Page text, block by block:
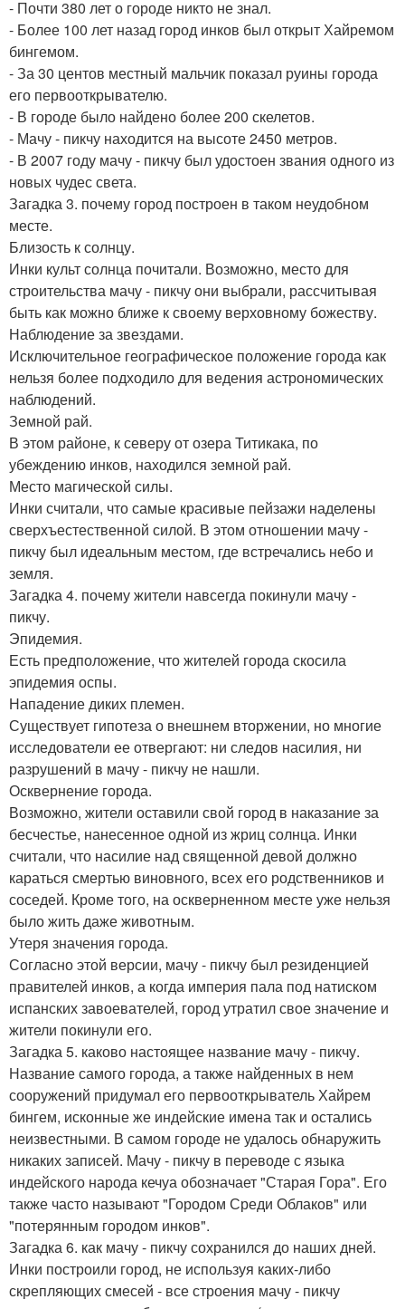
- Почти 380 лет о городе никто не знал.
- Более 100 лет назад город инков был открыт Хайремом
бингемом.
- За 30 центов местный мальчик показал руины города
его первооткрывателю.
- В городе было найдено более 200 скелетов.
- Мачу - пикчу находится на высоте 2450 метров.
- В 2007 году мачу - пикчу был удостоен звания одного из
новых чудес света.
Загадка 3. почему город построен в таком неудобном
месте.
Близость к солнцу.
Инки культ солнца почитали. Возможно, место для
строительства мачу - пикчу они выбрали, рассчитывая
быть как можно ближе к своему верховному божеству.
Наблюдение за звездами.
Исключительное географическое положение города как
нельзя более подходило для ведения астрономических
наблюдений.
Земной рай.
В этом районе, к северу от озера Титикака, по
убеждению инков, находился земной рай.
Место магической силы.
Инки считали, что самые красивые пейзажи наделены
сверхъестественной силой. В этом отношении мачу -
пикчу был идеальным местом, где встречались небо и
земля.
Загадка 4. почему жители навсегда покинули мачу -
пикчу.
Эпидемия.
Есть предположение, что жителей города скосила
эпидемия оспы.
Нападение диких племен.
Существует гипотеза о внешнем вторжении, но многие
исследователи ее отвергают: ни следов насилия, ни
разрушений в мачу - пикчу не нашли.
Осквернение города.
Возможно, жители оставили свой город в наказание за
бесчестье, нанесенное одной из жриц солнца. Инки
считали, что насилие над священной девой должно
караться смертью виновного, всех его родственников и
соседей. Кроме того, на оскверненном месте уже нельзя
было жить даже животным.
Утеря значения города.
Согласно этой версии, мачу - пикчу был резиденцией
правителей инков, а когда империя пала под натиском
испанских завоевателей, город утратил свое значение и
жители покинули его.
Загадка 5. каково настоящее название мачу - пикчу.
Название самого города, а также найденных в нем
сооружений придумал его первооткрыватель Хайрем
бингем, исконные же индейские имена так и остались
неизвестными. В самом городе не удалось обнаружить
никаких записей. Мачу - пикчу в переводе с языка
индейского народа кечуа обозначает "Старая Гора". Его
также часто называют "Городом Среди Облаков" или
"потерянным городом инков".
Загадка 6. как мачу - пикчу сохранился до наших дней.
Инки построили город, не используя каких-либо
скрепляющих смесей - все строения мачу - пикчу